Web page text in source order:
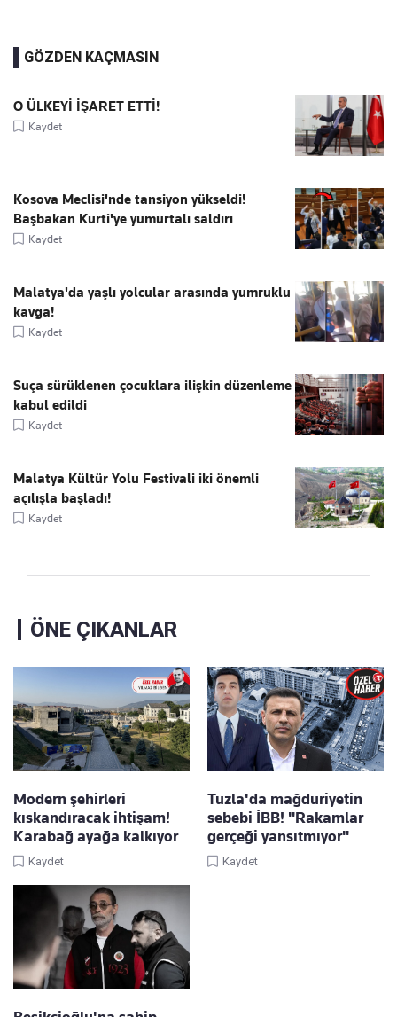
GÖZDEN KAÇMASIN
O ÜLKEYİ İŞARET ETTİ!
Kaydet
Kosova Meclisi'nde tansiyon yükseldi!
Başbakan Kurti'ye yumurtalı saldırı
Kaydet
Malatya'da yaşlı yolcular arasında yumruklu
kavga!
Kaydet
Suça sürüklenen çocuklara ilişkin düzenleme
kabul edildi
Kaydet
Malatya Kültür Yolu Festivali iki önemli
açılışla başladı!
Kaydet
ÖNE ÇIKANLAR
Modern şehirleri
kıskandıracak ihtişam!
Karabağ ayağa kalkıyor
Kaydet
Tuzla'da mağduriyetin
sebebi İBB! "Rakamlar
gerçeği yansıtmıyor"
Kaydet